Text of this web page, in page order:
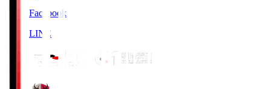
Facebook
LINE